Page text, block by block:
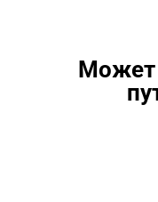
Может